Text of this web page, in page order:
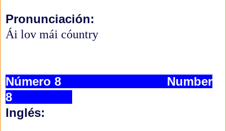
Pronunciación:
Ái lov mái cóuntry
Número 8 Number
8
Inglés: